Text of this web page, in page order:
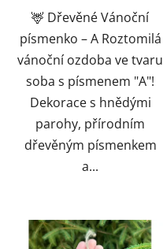
🦌 Dřevěné Vánoční
písmenko – A Roztomilá
vánoční ozdoba ve tvaru
soba s písmenem "A"!
Dekorace s hnědými
parohy, přírodním
dřevěným písmenkem
a...